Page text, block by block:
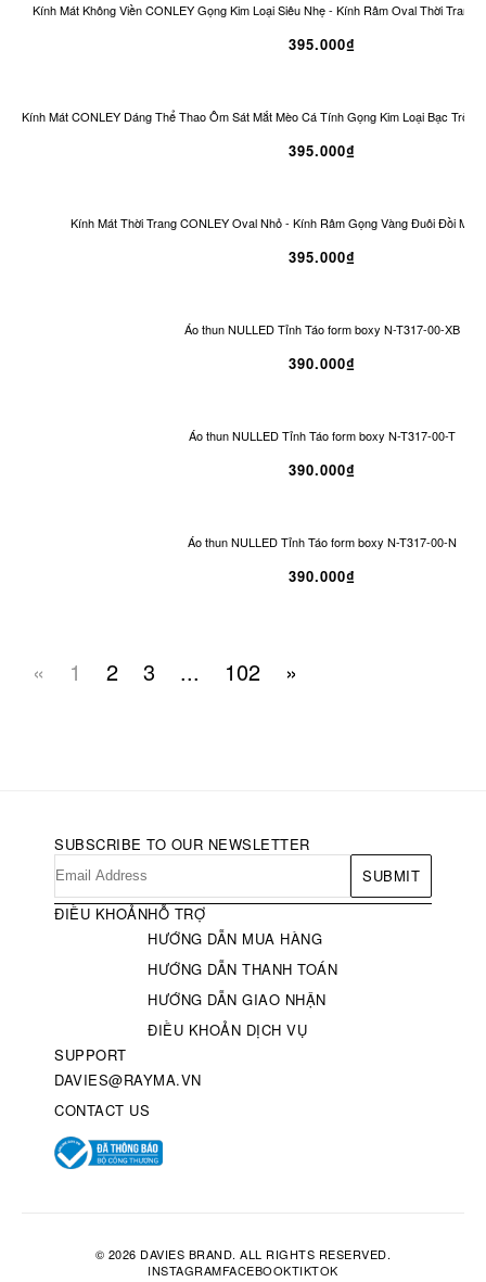
Kính Mát Không Viền CONLEY Gọng Kim Loại Siêu Nhẹ - Kính Râm Oval Thời Trang
395.000₫
Kính Mát CONLEY Dáng Thể Thao Ôm Sát Mắt Mèo Cá Tính Gọng Kim Loại Bạc
395.000₫
Kính Mát Thời Trang CONLEY Oval Nhỏ - Kính Râm Gọng Vàng Đuôi Đồi Mồi
395.000₫
Áo thun NULLED Tỉnh Táo form boxy N-T317-00-XB
390.000₫
Áo thun NULLED Tỉnh Táo form boxy N-T317-00-T
390.000₫
Áo thun NULLED Tỉnh Táo form boxy N-T317-00-N
390.000₫
« 1 2 3 ... 102 »
SUBSCRIBE TO OUR NEWSLETTER
SUBMIT
ĐIỀU KHOẢNHỖ TRỢ
HƯỚNG DẪN MUA HÀNG
HƯỚNG DẪN THANH TOÁN
HƯỚNG DẪN GIAO NHẬN
ĐIỀU KHOẢN DỊCH VỤ
SUPPORT
DAVIES@RAYMA.VN
CONTACT US
© 2026 DAVIES BRAND. ALL RIGHTS RESERVED.
INSTAGRAMFACEBOOKTIKTOK